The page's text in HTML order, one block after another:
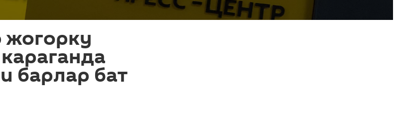
жогорку
барлар бат